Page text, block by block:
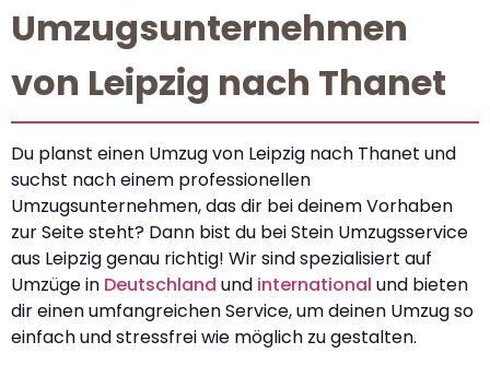
Umzugsunternehmen
von Leipzig nach Thanet
Du planst einen Umzug von Leipzig nach Thanet und
suchst nach einem professionellen
Umzugsunternehmen, das dir bei deinem Vorhaben
zur Seite steht? Dann bist du bei Stein Umzugsservice
aus Leipzig genau richtig! Wir sind spezialisiert auf
Umzüge in Deutschland und international und bieten
dir einen umfangreichen Service, um deinen Umzug so
einfach und stressfrei wie möglich zu gestalten.